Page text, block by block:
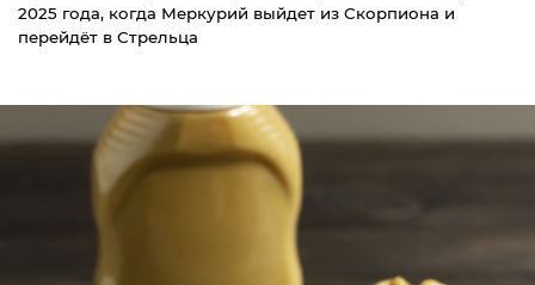
2025 года, когда Меркурий выйдет из Скорпиона и
перейдёт в Стрельца